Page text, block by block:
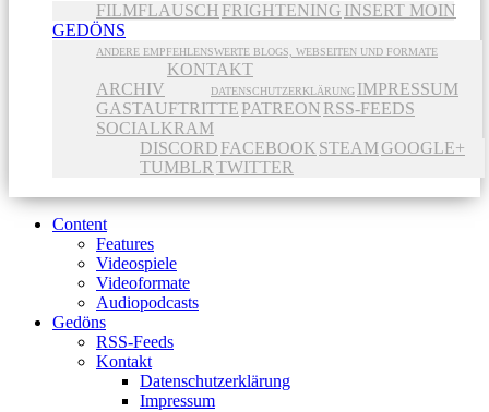
FILMFLAUSCH FRIGHTENING INSERT MOIN
GEDÖNS
ANDERE EMPFEHLENSWERTE BLOGS, WEBSEITEN UND FORMATE
ARCHIV
KONTAKT
DATENSCHUTZERKLÄRUNG IMPRESSUM
GASTAUFTRITTE PATREON RSS-FEEDS
SOCIALKRAM
DISCORD FACEBOOK STEAMGOOGLE+
TUMBLR TWITTER
Content
Features
Videospiele
Videoformate
Audiopodcasts
Gedöns
RSS-Feeds
Kontakt
Datenschutzerklärung
Impressum